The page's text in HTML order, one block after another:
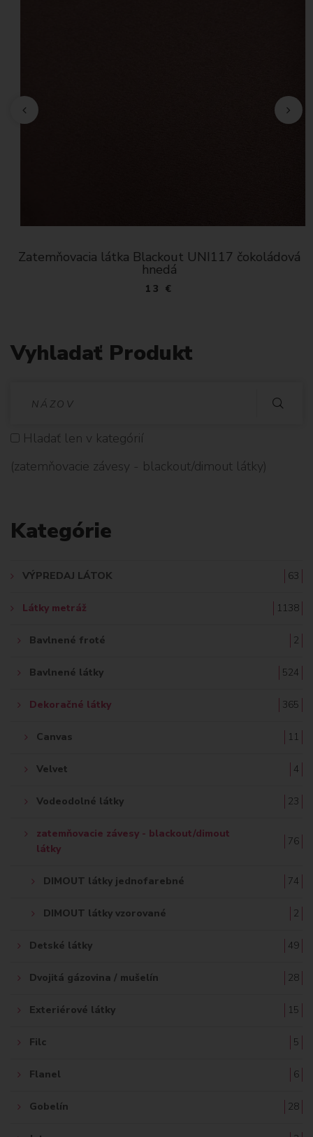
Zatemňovacia látka Blackout UNI117 čokoládová
hnedá
13 €
Vyhladať Produkt
D
Hladať len v kategórií
(zatemňovacie závesy - blackout/dimout látky)
Kategórie
VÝPREDAJ LÁTOK 63
Látky metráž 1138
Bavlnené froté 2
Bavlnené látky 524
Dekoračné látky 365
Canvas 11
Velvet 4
Vodeodolné látky 23
zatemňovacie závesy - blackout/dimout
látky
76
DIMOUT látky jednofarebné 74
DIMOUT látky vzorované 2
Detské látky 49
Dvojitá gázovina / mušelín 28
Exteriérové látky 15
Filc 5
Flanel 6
Gobelín 28